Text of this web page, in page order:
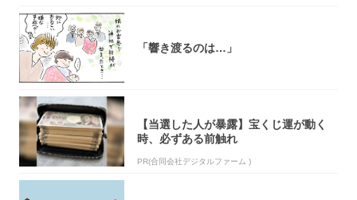
「響き渡るのは…」
【当選した人が暴露】宝くじ運が動く
時、必ずある前触れ
PR(合同会社デジタルファーム )